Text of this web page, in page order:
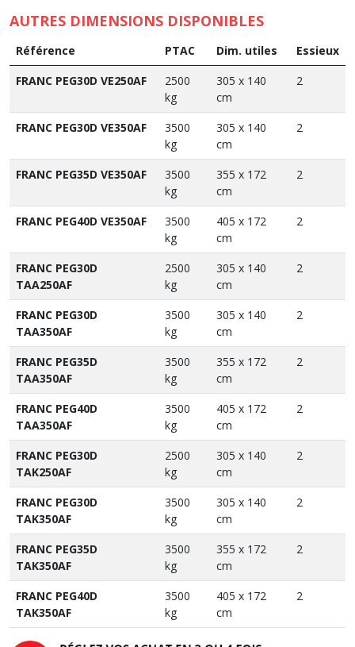
AUTRES DIMENSIONS DISPONIBLES
Référence PTAC Dim. utiles
Essieux
FRANC PEG30D VE250AF
2500
kg
305 x 140
cm
2
FRANC PEG30D VE350AF
3500
kg
305 x 140
cm
2
FRANC PEG35D VE350AF
3500
kg
355 x 172
cm
2
FRANC PEG40D VE350AF
3500
kg
405 x 172
cm
2
FRANC PEG30D
TAA250AF
2500
kg
305 x 140
cm
2
FRANC PEG30D
TAA350AF
3500
kg
305 x 140
cm
2
FRANC PEG35D
TAA350AF
3500
kg
355 x 172
cm
2
FRANC PEG40D
TAA350AF
3500
kg
405 x 172
cm
2
FRANC PEG30D
TAK250AF
2500
kg
305 x 140
cm
2
FRANC PEG30D
TAK350AF
3500
kg
305 x 140
cm
2
FRANC PEG35D
TAK350AF
3500
kg
355 x 172
cm
2
FRANC PEG40D
TAK350AF
3500
kg
405 x 172
cm
2